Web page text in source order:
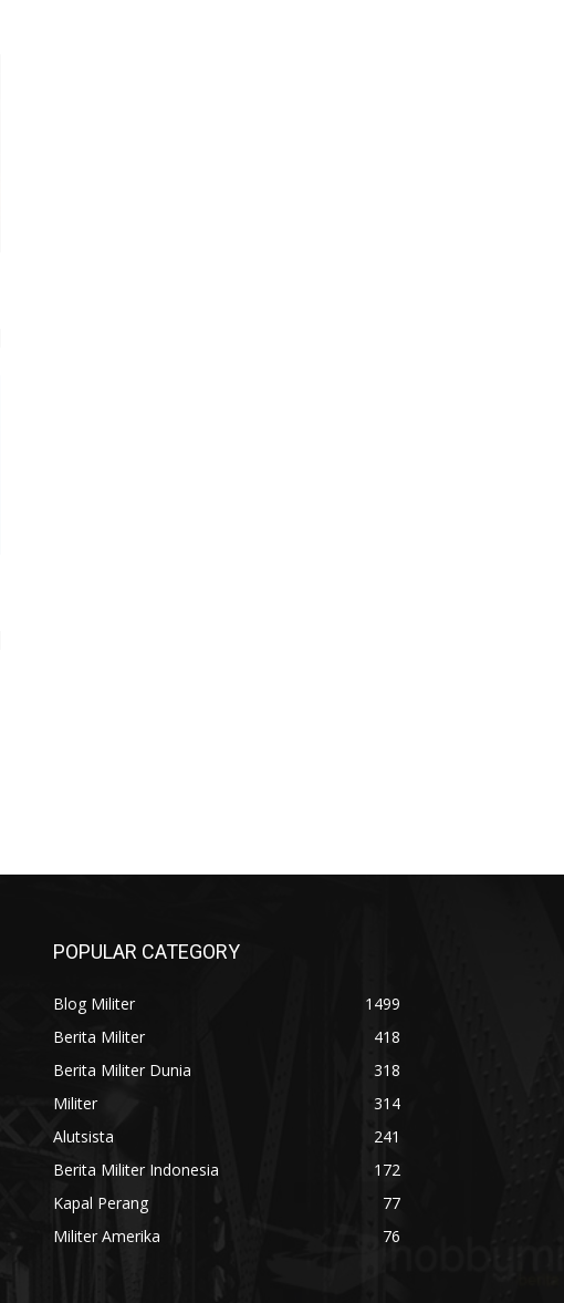
POPULAR CATEGORY
Blog Militer
1499
Berita Militer
418
Berita Militer Dunia
318
Militer
314
Alutsista
241
Berita Militer Indonesia
172
Kapal Perang
77
Militer Amerika
76